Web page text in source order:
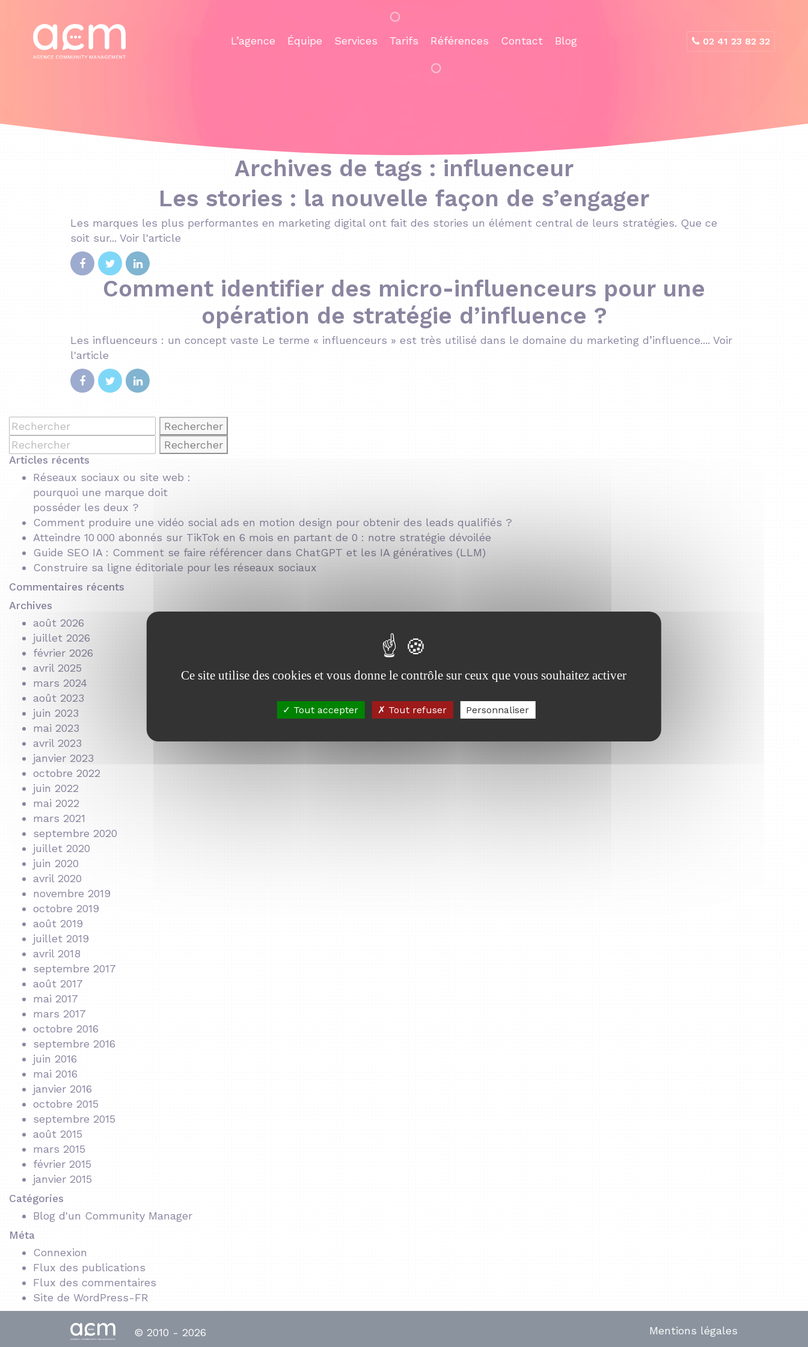
02 41 23 82 32
L’agence Équipe Services Tarifs Références Contact Blog
Archives de tags : influenceur
Les stories : la nouvelle façon de s’engager
Les marques les plus performantes en marketing digital ont fait des stories un élément central de leurs stratégies. Que ce
soit sur... Voir l'article
Comment identifier des micro-influenceurs pour une
opération de stratégie d’influence ?
Les influenceurs : un concept vaste Le terme « influenceurs » est très utilisé dans le domaine du marketing d’influence.... Voir
l'article
Rechercher
Rechercher
Articles récents
Réseaux sociaux ou site web :
pourquoi une marque doit
posséder les deux ?
Comment produire une vidéo social ads en motion design pour obtenir des leads qualifiés ?
Atteindre 10 000 abonnés sur TikTok en 6 mois en partant de 0 : notre stratégie dévoilée
Guide SEO IA : Comment se faire référencer dans ChatGPT et les IA génératives (LLM)
Construire sa ligne éditoriale pour les réseaux sociaux
Commentaires récents
Archives
août 2026
juillet 2026
février 2026
avril 2025
mars 2024
août 2023
juin 2023
mai 2023
avril 2023
janvier 2023
octobre 2022
juin 2022
mai 2022
mars 2021
septembre 2020
juillet 2020
juin 2020
avril 2020
novembre 2019
octobre 2019
août 2019
juillet 2019
avril 2018
septembre 2017
août 2017
mai 2017
mars 2017
octobre 2016
septembre 2016
juin 2016
mai 2016
janvier 2016
octobre 2015
septembre 2015
août 2015
mars 2015
février 2015
janvier 2015
Catégories
Blog d'un Community Manager
Méta
Connexion
Flux des publications
Flux des commentaires
Site de WordPress-FR
© 2010 - 2026 Mentions légales
Ce site utilise des cookies et vous donne le contrôle sur ceux que vous souhaitez activer
Tout accepter Tout refuser Personnaliser